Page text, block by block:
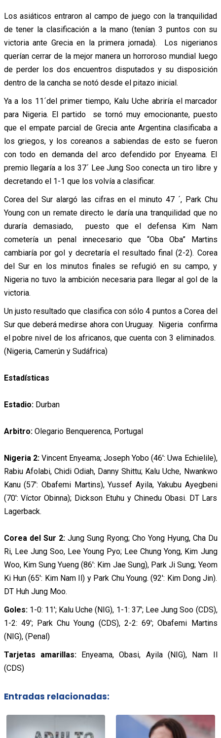
Los asiáticos entraron al campo de juego con la tranquilidad
de tener la clasificación a la mano (tenían 3 puntos con su
victoria ante Grecia en la primera jornada). Los nigerianos
querían cerrar de la mejor manera un horroroso mundial luego
de perder los dos encuentros disputados y su disposición
dentro de la cancha se notó desde el pitazo inicial.
Ya a los 11´del primer tiempo, Kalu Uche abriría el marcador
para Nigeria. El partido se tornó muy emocionante, puesto
que el empate parcial de Grecia ante Argentina clasificaba a
los griegos, y los coreanos a sabiendas de esto se fueron
con todo en demanda del arco defendido por Enyeama. El
premio llegaría a los 37´ Lee Jung Soo conecta un tiro libre y
decretando el 1-1 que los volvía a clasificar.
Corea del Sur alargó las cifras en el minuto 47 ´, Park Chu
Young con un remate directo le daría una tranquilidad que no
duraría demasiado, puesto que el defensa Kim Nam
cometería un penal innecesario que “Oba Oba” Martins
cambiaría por gol y decretaría el resultado final (2-2). Corea
del Sur en los minutos finales se refugió en su campo, y
Nigeria no tuvo la ambición necesaria para llegar al gol de la
victoria.
Un justo resultado que clasifica con sólo 4 puntos a Corea del
Sur que deberá medirse ahora con Uruguay. Nigeria confirma
el pobre nivel de los africanos, que cuenta con 3 eliminados.
(Nigeria, Camerún y Sudáfrica)
Estadísticas
Estadio:Durban
Arbitro: Olegario Benquerenca, Portugal
Nigeria 2:Vincent Enyeama; Joseph Yobo (46′: Uwa Echielile),
Rabiu Afolabi, Chidi Odiah, Danny Shittu; Kalu Uche, Nwankwo
Kanu (57′: Obafemi Martins), Yussef Ayila, Yakubu Ayegbeni
(70′: Víctor Obinna); Dickson Etuhu y Chinedu Obasi. DT Lars
Lagerback.
Corea del Sur 2:Jung Sung Ryong; Cho Yong Hyung, Cha Du
Ri, Lee Jung Soo, Lee Young Pyo; Lee Chung Yong, Kim Jung
Woo, Kim Sung Yueng (86′: Kim Jae Sung), Park Ji Sung; Yeom
Ki Hun (65′: Kim Nam Il) y Park Chu Young. (92′: Kim Dong Jin).
DT Huh Jung Moo.
Goles:1-0: 11′; Kalu Uche (NIG), 1-1: 37′; Lee Jung Soo (CDS),
1-2: 49′; Park Chu Young (CDS), 2-2: 69′; Obafemi Martins
(NIG), (Penal)
Tarjetas amarillas: Enyeama, Obasi, Ayila (NIG), Nam Il
(CDS)
Entradas relacionadas: